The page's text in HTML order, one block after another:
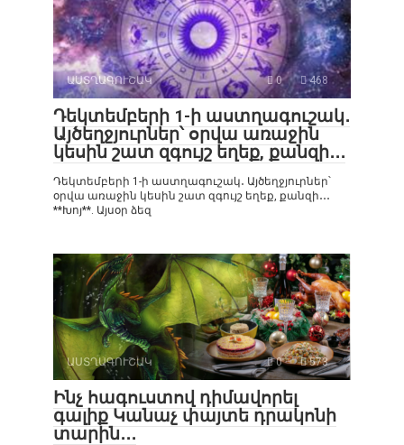
ԱՍՏՂԱԳՈՒՇԱԿ 0 468
Դեկտեմբերի 1-ի աստղագուշակ․
Այծեղջյուրներ՝ օրվա առաջին
կեսին շատ զգույշ եղեք, քանզի․․․
Դեկտեմբերի 1-ի աստղագուշակ․ Այծեղջյուրներ՝
օրվա առաջին կեսին շատ զգույշ եղեք, քանզի․․․
**Խոյ**. Այսօր ձեզ
ԱՍՏՂԱԳՈՒՇԱԿ 0 573
Ինչ հագուստով դիմավորել
գալիք Կանաչ փայտե դրակոնի
տարին․․․